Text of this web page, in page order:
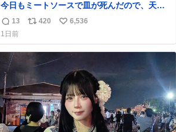
今日もミートソースで皿が死んだので、天日
干しをしています🍝 ありがとう先人の知恵
返
信
数
13
リ
ス
ト
数
420
い
ね
6,536
1日前